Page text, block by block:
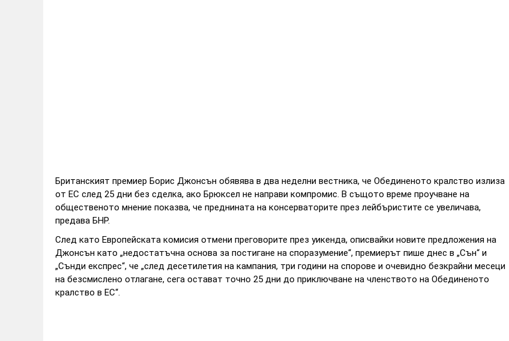
Британският премиер Борис Джонсън обявява в два неделни вестника, че Обединеното кралство излиза
от ЕС след 25 дни без сделка, ако Брюксел не направи компромис. В същото време проучване на
общественото мнение показва, че преднината на консерваторите през лейбъристите се увеличава,
предава БНР.
След като Европейската комисия отмени преговорите през уикенда, описвайки новите предложения на
Джонсън като „недостатъчна основа за постигане на споразумение“, премиерът пише днес в „Сън“ и
„Сънди експрес“, че „след десетилетия на кампания, три години на спорове и очевидно безкрайни месеци
на безсмислено отлагане, сега остават точно 25 дни до приключване на членството на Обединеното
кралство в ЕС“.